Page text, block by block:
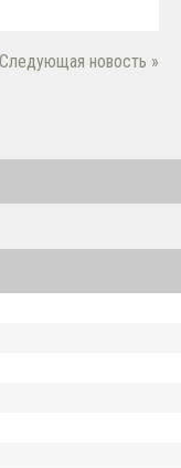
Следующая новость »